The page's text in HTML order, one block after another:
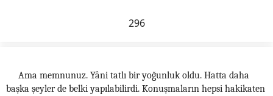
296
Ama memnunuz. Yâni tatlı bir yoğunluk oldu. Hatta daha
başka şeyler de belki yapılabilirdi. Konuşmaların hepsi hakikaten